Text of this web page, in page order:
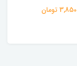
3,850 تومان